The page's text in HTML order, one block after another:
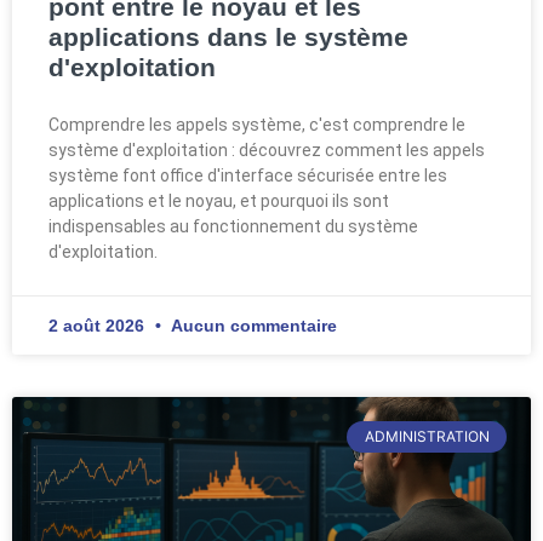
pont entre le noyau et les
applications dans le système
d'exploitation
Comprendre les appels système, c'est comprendre le
système d'exploitation : découvrez comment les appels
système font office d'interface sécurisée entre les
applications et le noyau, et pourquoi ils sont
indispensables au fonctionnement du système
d'exploitation.
2 août 2026 Aucun commentaire
ADMINISTRATION